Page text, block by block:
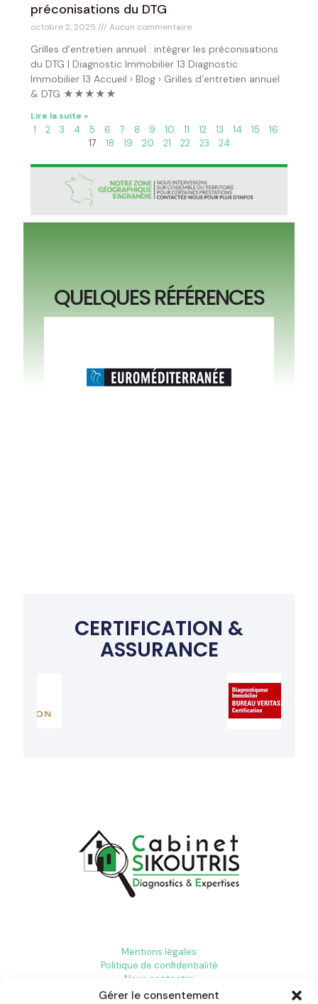
Gérer le consentement
préconisations du DTG
octobre 2, 2025 Aucun commentaire
Grilles d’entretien annuel : intégrer les préconisations
du DTG | Diagnostic Immobilier 13 Diagnostic
Immobilier 13 Accueil › Blog › Grilles d’entretien annuel
& DTG ★★★★★
Lire la suite »
1 2 3 4 5 6 7 8 9 10 11 12 13 14 15
16
17
18 19 20 21 22 23 24
QUELQUES RÉFÉRENCES
CERTIFICATION &
ASSURANCE
Mentions légales
Politique de confidentialité
Nous contacter